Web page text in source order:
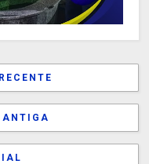
ANTIGA